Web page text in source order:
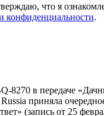
что я
конфиденциальности.
8270 в передаче
приняла
(запись от 25